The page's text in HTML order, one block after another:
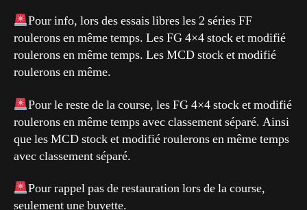
Pour info, lors des essais libres les 2 séries FF
roulerons en même temps. Les FG 4×4 stock et modifié
roulerons en même temps. Les MCD stock et modifié
roulerons en même.
Pour le reste de la course, les FG 4×4 stock et modifié
roulerons en même temps avec classement séparé. Ainsi
que les MCD stock et modifié roulerons en même temps
avec classement séparé.
Pour rappel pas de restauration lors de la course,
seulement une buvette.